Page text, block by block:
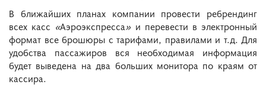
В ближайших планах компании провести ребрендинг
всех касс «Аэроэкспресса» и перевести в электронный
формат все брошюры с тарифами, правилами и т.д. Для
удобства пассажиров вся необходимая информация
будет выведена на два больших монитора по краям от
кассира.